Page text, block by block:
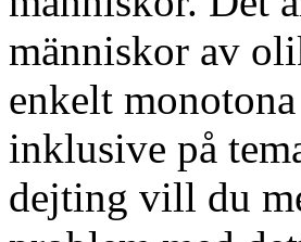
människor av
enkelt
inklusive på
dejting vill du